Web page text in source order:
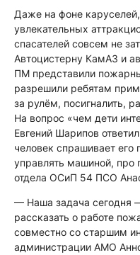
Даже на фоне каруселей,
увлекательных
спасателей совсем не
Автоцистерну КамАЗ и
ПМ представили
разрешили ребятам
за рулём, посигналить,
На вопрос «чем дети
Евгений Шарипов
человек спрашивает его
управлять машиной,
отдела ОСиП 54 ПСО
— Наша задача сегодня
рассказать о работе
совместно со старшим
администрации АМО